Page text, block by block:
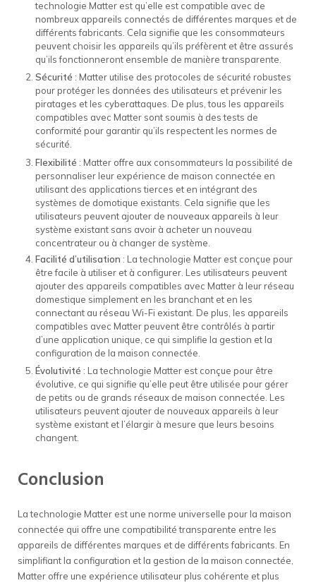
technologie Matter est qu’elle est compatible avec de
nombreux appareils connectés de différentes marques et de
différents fabricants. Cela signifie que les consommateurs
peuvent choisir les appareils qu’ils préfèrent et être assurés
qu’ils fonctionneront ensemble de manière transparente.
Sécurité : Matter utilise des protocoles de sécurité robustes
pour protéger les données des utilisateurs et prévenir les
piratages et les cyberattaques. De plus, tous les appareils
compatibles avec Matter sont soumis à des tests de
conformité pour garantir qu’ils respectent les normes de
sécurité.
Flexibilité : Matter offre aux consommateurs la possibilité de
personnaliser leur expérience de maison connectée en
utilisant des applications tierces et en intégrant des
systèmes de domotique existants. Cela signifie que les
utilisateurs peuvent ajouter de nouveaux appareils à leur
système existant sans avoir à acheter un nouveau
concentrateur ou à changer de système.
Facilité d’utilisation : La technologie Matter est conçue pour
être facile à utiliser et à configurer. Les utilisateurs peuvent
ajouter des appareils compatibles avec Matter à leur réseau
domestique simplement en les branchant et en les
connectant au réseau Wi-Fi existant. De plus, les appareils
compatibles avec Matter peuvent être contrôlés à partir
d’une application unique, ce qui simplifie la gestion et la
configuration de la maison connectée.
Évolutivité : La technologie Matter est conçue pour être
évolutive, ce qui signifie qu’elle peut être utilisée pour gérer
de petits ou de grands réseaux de maison connectée. Les
utilisateurs peuvent ajouter de nouveaux appareils à leur
système existant et l’élargir à mesure que leurs besoins
changent.
Conclusion
La technologie Matter est une norme universelle pour la maison
connectée qui offre une compatibilité transparente entre les
appareils de différentes marques et de différents fabricants. En
simplifiant la configuration et la gestion de la maison connectée,
Matter offre une expérience utilisateur plus cohérente et plus